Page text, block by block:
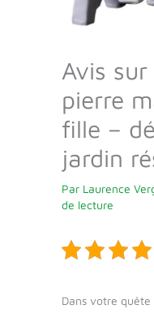
Avis
pierre
fille –
jardin
Par Laurence
de lecture
Dans votre quête